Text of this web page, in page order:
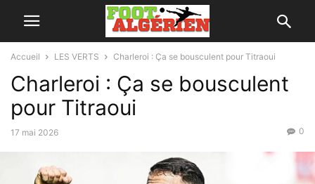
Accueil LES VERTS Charleroi : Ça se bousculent pour Titraoui
Charleroi : Ça se bousculent
pour Titraoui
17 mai 2026 0